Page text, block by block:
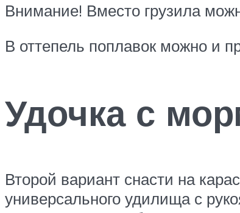
Внимание! Вместо грузила
В оттепель поплавок можно и
Удочка с
Второй вариант снасти на
универсального удилища с